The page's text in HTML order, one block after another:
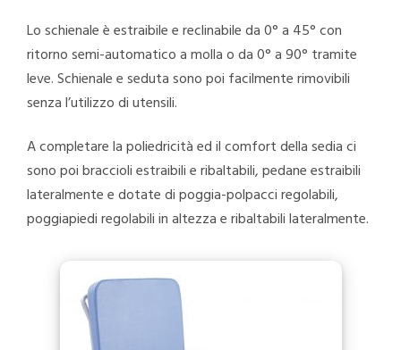
Lo schienale è estraibile e reclinabile da 0° a 45° con
ritorno semi-automatico a molla o da 0° a 90° tramite
leve. Schienale e seduta sono poi facilmente rimovibili
senza l’utilizzo di utensili.
A completare la poliedricità ed il comfort della sedia ci
sono poi braccioli estraibili e ribaltabili, pedane estraibili
lateralmente e dotate di poggia-polpacci regolabili,
poggiapiedi regolabili in altezza e ribaltabili lateralmente.